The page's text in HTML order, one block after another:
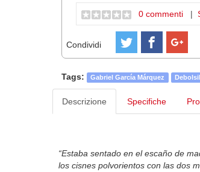
0 commenti |
Condividi
Tags: Gabriel García Márquez
Descrizione Specifiche
“Estaba sentado en el escaño de
los cisnes polvorientos con las dos